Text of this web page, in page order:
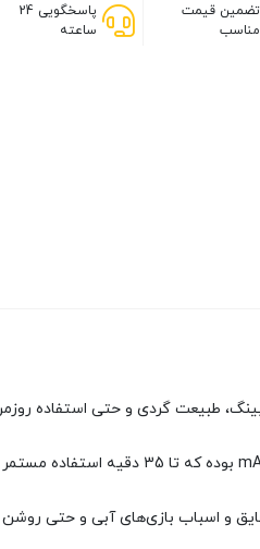
تضمین قیمت
مناسب
پاسخگویی 24
ساعته
قایق و اسباب بازی‌های آبی و حتی